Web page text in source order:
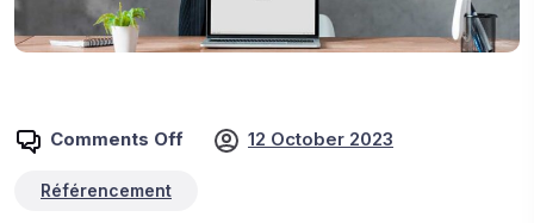
Comments Off 12 October 2023
Référencement